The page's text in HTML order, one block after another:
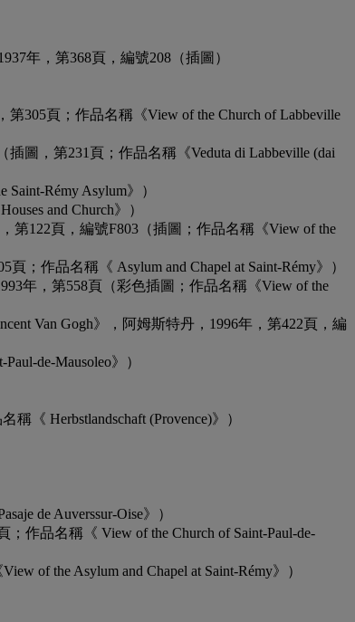
年，第368頁，編號208（插圖）
第305頁；作品名稱《View of the Church of Labbeville
插圖，第231頁；作品名稱《Veduta di Labbeville (dai
Rémy Asylum》）
and Church》）
，第122頁，編號F803（插圖；作品名稱《View of the
；作品名稱《 Asylum and Chapel at Saint-Rémy》）
年，第558頁（彩色插圖；作品名稱《View of the
Van Gogh》，阿姆斯特丹，1996年，第422頁，編
de-Mausoleo》）
《 Herbstlandschaft (Provence)》）
de Auverssur-Oise》）
作品名稱《 View of the Church of Saint-Paul-de-
of the Asylum and Chapel at Saint-Rémy》）